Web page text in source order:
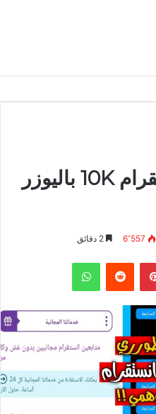
زيادة متابعين انستقرام 10K باليوزر
6٬557
بينتيريست واتساب